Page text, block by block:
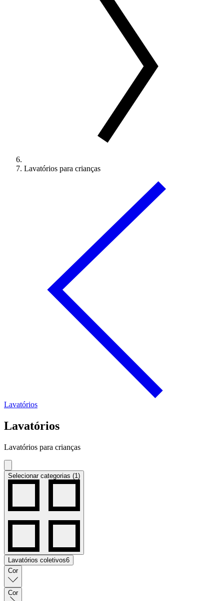
Lavatórios para crianças
Lavatórios
Lavatórios
Lavatórios para crianças
Selecionar categorias (1)
Lavatórios coletivos6
Cor
Cor